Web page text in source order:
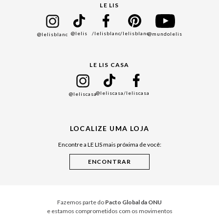
Black Friday
Cuidados Casa
LE LIS
@lelisblanc @lelis /lelisblanc/lelisblanc@mundolelis
LE LIS CASA
@leliscasa@leliscasa/leliscasa
LOCALIZE UMA LOJA
Encontre a LE LIS mais próxima de você:
Fazemos parte do Pacto Global da ONU
e estamos comprometidos com os movimentos